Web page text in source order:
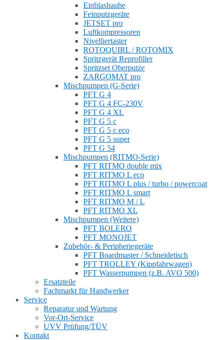
Einblashaube
Feinputzgeräte
JETSET pro
Luftkompressoren
Nivelliertaster
ROTOQUIRL / ROTOMIX
Spritzgerät Reprofilier
Spritzset Oberputze
ZARGOMAT pro
Mischpumpen (G-Serie)
PFT G 4
PFT G 4 FC-230V
PFT G 4 XL
PFT G 5 c
PFT G 5 c eco
PFT G 5 super
PFT G 54
Mischpumpen (RITMO-Serie)
PFT RITMO double mix
PFT RITMO L eco
PFT RITMO L plus / turbo / powercoat
PFT RITMO L smart
PFT RITMO M / L
PFT RITMO XL
Mischpumpen (Weitere)
PFT BOLERO
PFT MONOJET
Zubehör- & Peripheriegeräte
PFT Boardmaster / Schneidetisch
PFT TROLLEY (Kippfahrwagen)
PFT Wasserpumpen (z.B. AVO 500)
Ersatzteile
Fachmarkt für Handwerker
Service
Reparatur und Wartung
Vor-Ort-Service
UVV Prüfung/TÜV
Kontakt